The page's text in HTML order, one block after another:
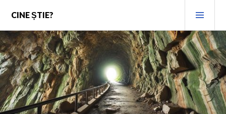
content
CINE ȘTIE?